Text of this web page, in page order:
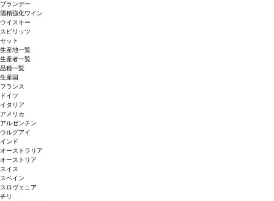
ブランデー
酒精強化ワイン
ウイスキー
スピリッツ
セット
生産地一覧
生産者一覧
品種一覧
生産国
フランス
ドイツ
イタリア
アメリカ
アルゼンチン
ウルグアイ
インド
オーストラリア
オーストリア
スイス
スペイン
スロヴェニア
チリ